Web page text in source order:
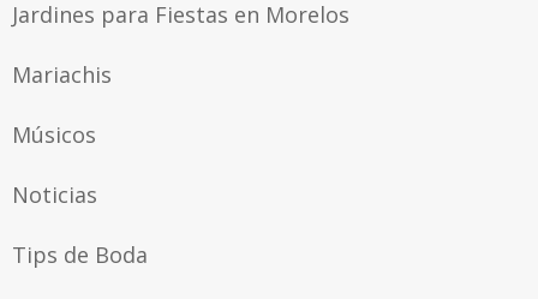
Jardines para Fiestas en Morelos
Mariachis
Músicos
Noticias
Tips de Boda